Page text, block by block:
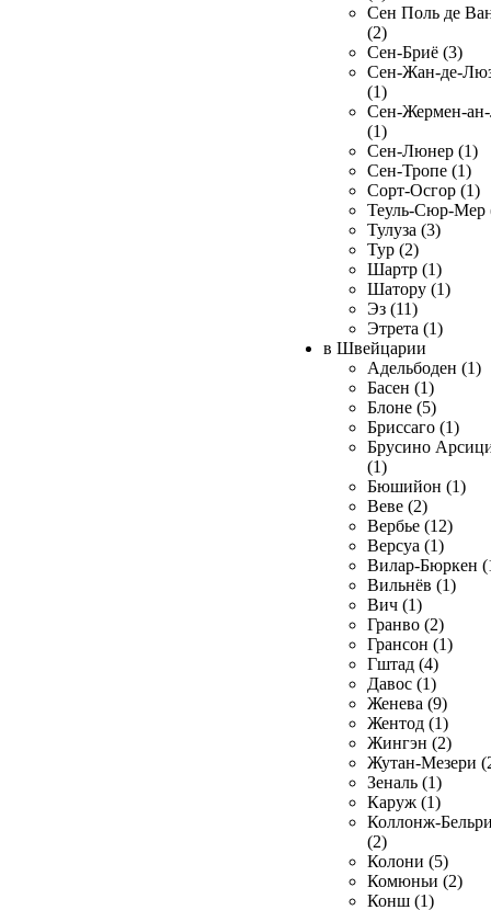
Сен Поль де
(2)
Сен-Бриё (3)
Сен-Жан-де-
(1)
Сен-Жермен-
(1)
Сен-Люнер (1)
Сен-Тропе (1)
Сорт-Осгор (1)
Теуль-Сюр-Мер
Тулуза (3)
Тур (2)
Шартр (1)
Шатору (1)
Эз (11)
Этрета (1)
в Швейцарии
Адельбоден (1)
Басен (1)
Блоне (5)
Бриссаго (1)
Брусино
(1)
Бюшийон (1)
Веве (2)
Вербье (12)
Версуа (1)
Вилар-Бюркен
Вильнёв (1)
Вич (1)
Гранво (2)
Грансон (1)
Гштад (4)
Давос (1)
Женева (9)
Жентод (1)
Жингэн (2)
Жутан-Мезери
Зеналь (1)
Каруж (1)
Коллонж-
(2)
Колони (5)
Комюньи (2)
Конш (1)